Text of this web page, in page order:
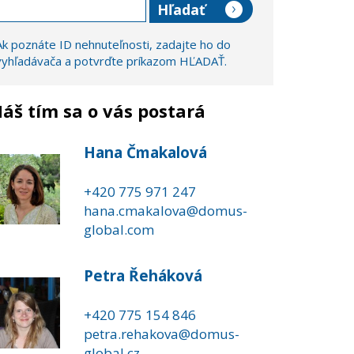
poznáte ID nehnuteľnosti, zadajte ho do
a potvrďte príkazom HĽADAŤ.
tím sa o vás postará
Hana Čmakalová
+420 775 971 247
hana.cmakalova@domus-
global.com
Petra Řeháková
+420 775 154 846
petra.rehakova@domus-